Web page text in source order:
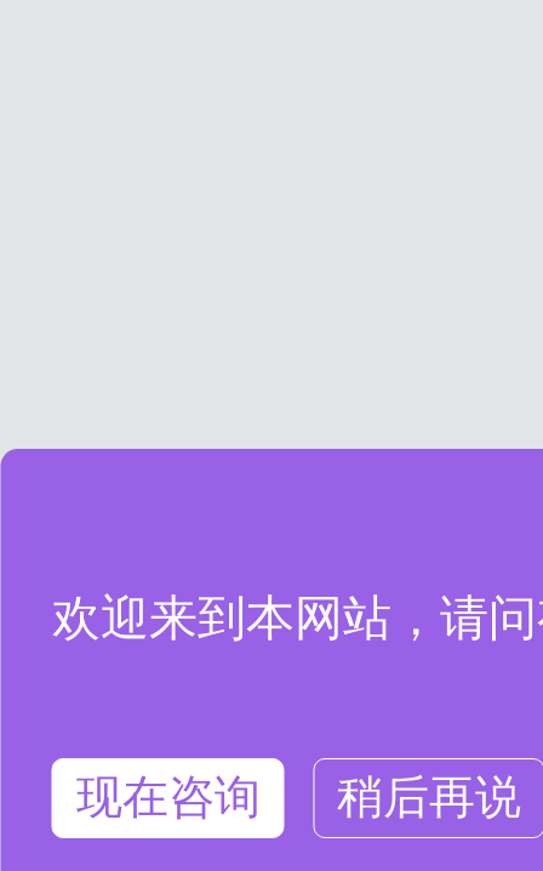
欢迎来到本网站，请
现在咨询 稍后再说